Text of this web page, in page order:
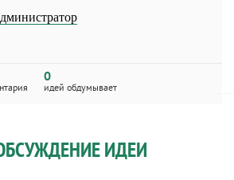
0
идей обдумывает
ИДЕИ